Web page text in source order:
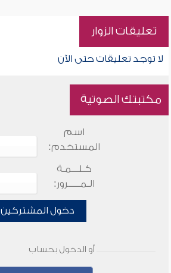
تعليقات الزوار
لا توجد تعليقات حتى الآن
مكتبتك الصوتية
اسم
المستخدم:
كـلـــمـة
الـمـــــرور:
دخول المشتركين
أو الدخول بحساب